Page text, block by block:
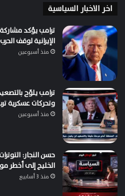
اخر الاخبار السياسية
ترامب يؤكد
الإيرانية لوقف
منذ أسبوعين
ترامب يلوّح
وتحركات عسكرية
منذ أسبوعين
حسن النجار:
الخليج إلى أخطر
منذ 3 أسابيع